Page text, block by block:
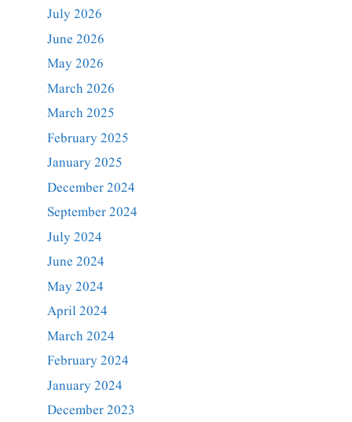
July 2026
June 2026
May 2026
March 2026
March 2025
February 2025
January 2025
December 2024
September 2024
July 2024
June 2024
May 2024
April 2024
March 2024
February 2024
January 2024
December 2023